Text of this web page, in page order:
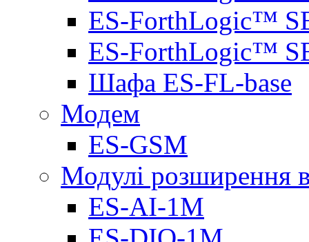
ES-ForthLogic™
ES-ForthLogic™
Шафа ES-FL-base
Модем
ES-GSM
Модулі розширення
ES-AI-1M